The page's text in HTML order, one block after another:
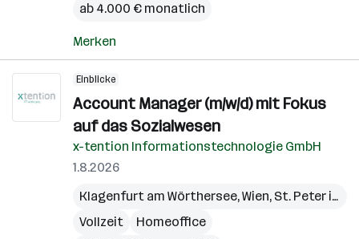
ab 4.000 € monatlich
Merken
Einblicke
Account Manager (m/w/d) mit Fokus
auf das Sozialwesen
x-tention Informationstechnologie GmbH
1.8.2026
Klagenfurt am Wörthersee,Wien, St. Peter in der Au
Vollzeit
Homeoffice